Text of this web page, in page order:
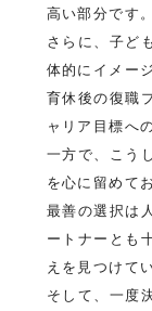
高い部分です。
さらに、子ど
体的にイメー
育休後の復職
ャリア目標へ
一方で、こう
を心に留めて
最善の選択は
ートナーとも
えを見つけて
そして、一度